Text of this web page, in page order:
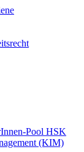
Pool HSK
(KIM)